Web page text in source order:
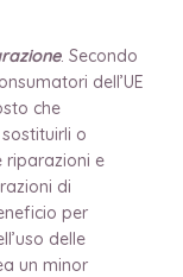
. Secondo
dell’UE
che
o
riparazioni e
di
per
delle
un minor